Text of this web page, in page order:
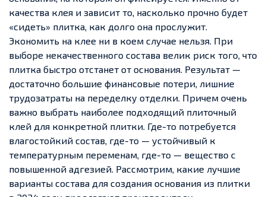
качества клея и зависит то, насколько прочно будет
«сидеть» плитка, как долго она прослужит.
Экономить на клее ни в коем случае нельзя. При
выборе некачественного состава велик риск того, что
плитка быстро отстанет от основания. Результат —
достаточно большие финансовые потери, лишние
трудозатраты на переделку отделки. Причем очень
важно выбрать наиболее подходящий плиточный
клей для конкретной плитки. Где-то потребуется
влагостойкий состав, где-то — устойчивый к
температурным переменам, где-то — вещество с
повышенной адгезией. Рассмотрим, какие лучшие
варианты состава для создания основания из плитки